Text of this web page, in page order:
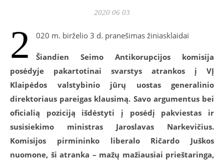
2020 06 03
2 020 m. birželio 3 d. pranešimas žiniasklaidai
Šiandien Seimo Antikorupcijos komisija
posėdyje pakartotinai svarstys atrankos į VĮ
Klaipėdos valstybinio jūrų uostas generalinio
direktoriaus pareigas klausimą. Savo argumentus bei
oficialią poziciją išdėstyti į posėdį pakviestas ir
susisiekimo ministras Jaroslavas Narkevičius.
Komisijos pirmininko liberalo Ričardo Juškos
nuomone, ši atranka – mažų mažiausiai prieštaringa,